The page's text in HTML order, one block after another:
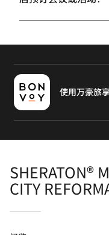
使用万豪旅
SHERATON®
CITY